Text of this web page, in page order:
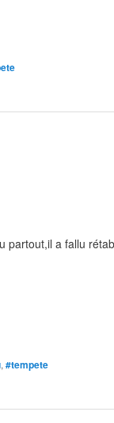
partout,il a fallu
, #tempete